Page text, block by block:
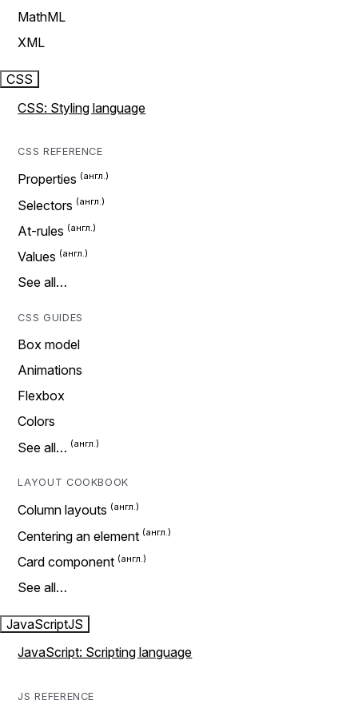
MathML
XML
CSS
CSS: Styling language
CSS REFERENCE
Properties
Selectors
At-rules
Values
See all…
CSS GUIDES
Box model
Animations
Flexbox
Colors
See all…
LAYOUT COOKBOOK
Column layouts
Centering an element
Card component
See all…
JavaScriptJS
JavaScript: Scripting language
JS REFERENCE